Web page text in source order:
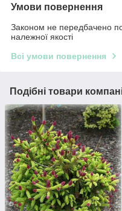
Умови повернення
Законом не передбачено
належної якості
Всі умови повернення
Подібні товари